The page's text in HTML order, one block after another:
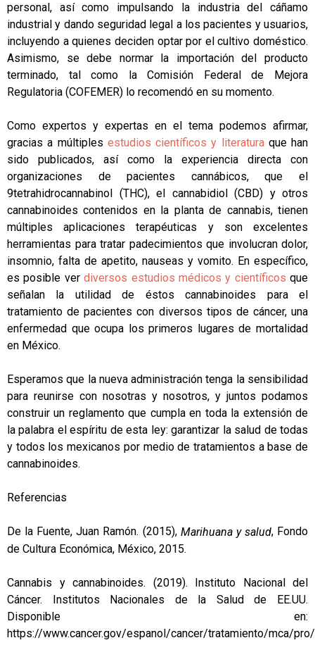
personal, así como impulsando la industria del cáñamo
industrial y dando seguridad legal a los pacientes y usuarios,
incluyendo a quienes deciden optar por el cultivo doméstico.
Asimismo, se debe normar la importación del producto
terminado, tal como la Comisión Federal de Mejora
Regulatoria (COFEMER) lo recomendó en su momento.
Como expertos y expertas en el tema podemos afirmar,
gracias a múltiples estudios científicos y literaturaque han
sido publicados, así como la experiencia directa con
organizaciones de pacientes cannábicos, que el
9tetrahidrocannabinol (THC), el cannabidiol (CBD) y otros
cannabinoides contenidos en la planta de cannabis, tienen
múltiples aplicaciones terapéuticas y son excelentes
herramientas para tratar padecimientos que involucran dolor,
insomnio, falta de apetito, nauseas y vomito. En específico,
es posible verdiversos estudios médicos y científicos que
señalan la utilidad de éstos cannabinoides para el
tratamiento de pacientes con diversos tipos de cáncer, una
enfermedad que ocupa los primeros lugares de mortalidad
en México.
Esperamos que la nueva administración tenga la sensibilidad
para reunirse con nosotras y nosotros, y juntos podamos
construir un reglamento que cumpla en toda la extensión de
la palabra el espíritu de esta ley: garantizar la salud de todas
y todos los mexicanos por medio de tratamientos a base de
cannabinoides.
Referencias
De la Fuente, Juan Ramón. (2015), Marihuana y salud, Fondo
de Cultura Económica, México, 2015.
Cannabis y cannabinoides. (2019). Instituto Nacional del
Cáncer. Institutos Nacionales de la Salud de EE.UU.
Disponible en:
https://www.cancer.gov/espanol/cancer/tratamiento/mca/